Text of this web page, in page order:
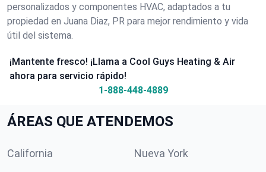
personalizados y componentes HVAC, adaptados a tu
propiedad en Juana Diaz, PR para mejor rendimiento y vida
útil del sistema.
¡Mantente fresco! ¡Llama a Cool Guys Heating & Air
ahora para servicio rápido!
1-888-448-4889
ÁREAS QUE ATENDEMOS
California Nueva York